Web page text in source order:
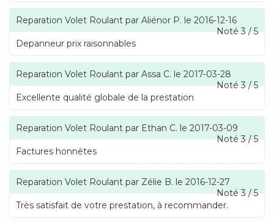
Reparation Volet Roulant par Aliénor P. le 2016-12-16
Noté3/5
Depanneur prix raisonnables
Reparation Volet Roulant par Assa C. le 2017-03-28
Noté3/5
Excellente qualité globale de la prestation
Reparation Volet Roulant par Ethan C. le 2017-03-09
Noté3/5
Factures honnêtes
Reparation Volet Roulant par Zélie B. le 2016-12-27
Noté3/5
Très satisfait de votre prestation, à recommander.